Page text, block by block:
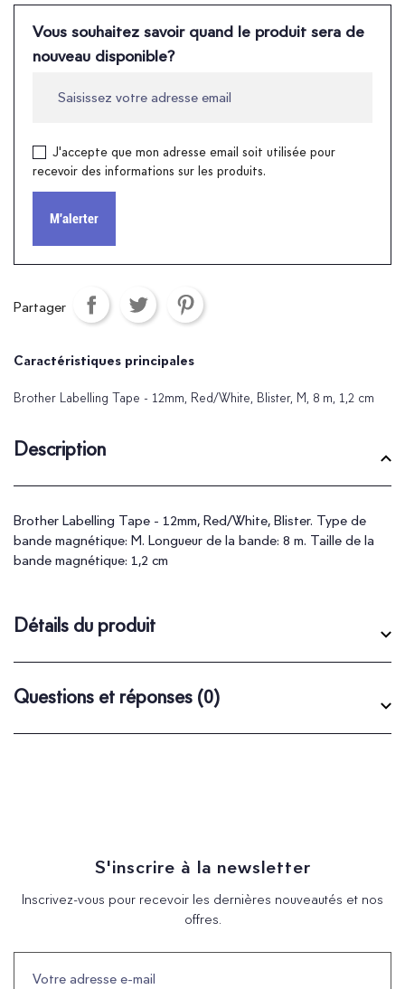
Vous souhaitez savoir quand le produit sera de
nouveau disponible?
J'accepte que mon adresse email soit utilisée pour
recevoir des informations sur les produits.
M'alerter
Partager
Caractéristiques principales
Brother Labelling Tape - 12mm, Red/White, Blister, M, 8 m, 1,2 cm
Description
Brother Labelling Tape - 12mm, Red/White, Blister. Type de
bande magnétique: M. Longueur de la bande: 8 m. Taille de la
bande magnétique: 1,2 cm
Détails du produit
Questions et réponses (0)
S'inscrire à la newsletter
Inscrivez-vous pour recevoir les dernières nouveautés et nos
offres.